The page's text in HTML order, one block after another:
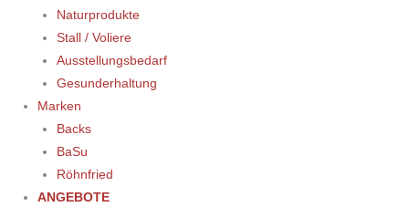
Naturprodukte
Stall / Voliere
Ausstellungsbedarf
Gesunderhaltung
Marken
Backs
BaSu
Röhnfried
ANGEBOTE